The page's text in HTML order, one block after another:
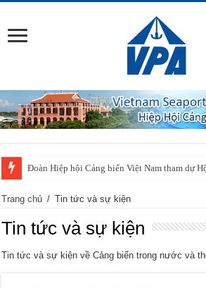
Đoàn Hiệp hội Cảng biển Việt Nam tham dự
Trang chủ / Tin tức và sự kiện
Tin tức và sự kiện
Tin tức và sự kiện về Cảng biển trong nước và